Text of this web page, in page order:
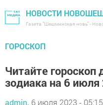
НОВОСТИ
Газета "Шешминская новь" -
ГОРОСКОП
Читайте гороскоп
зодиака на 6 июля
admin, 6 июля 2023 - 05:15